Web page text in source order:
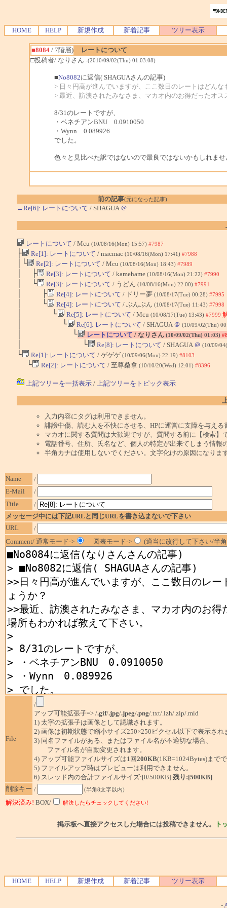
HOME HELP 新規作成 新着記事 ツリー表示
■8084/ 7階層)
レートについて
□投稿者/ なりさん -(2010/09/02(Thu) 01:03:08)
■No8082に返信( SHAGUAさんの記事)
> 日々円高が進んでいますが、ここ数日のレートはどんな
> 最近、訪澳されたみなさま、マカオ内のお得だったオ
8/31のレートですが、
・ベネチアンBNU 0.0910050
・Wynn 0.089926
でした。
色々と見比べた訳ではないので最良ではないかもしれま
前の記事(元になった記事)
←Re[6]: レートについて / SHAGUA ＠
レートについて / Mcu (10/08/16(Mon) 15:57) #7987
├ Re[1]: レートについて / macmac (10/08/16(Mon) 17:41) #7988
│└ Re[2]: レートについて / Mcu (10/08/16(Mon) 18:43) #7989
│ ├ Re[3]: レートについて / kamehame (10/08/16(Mon) 21:22) #7990
│ └ Re[3]: レートについて / うどん (10/08/16(Mon) 22:00) #7991
│ ├ Re[4]: レートについて / ドリー夢 (10/08/17(Tue) 00:28) #7995
│ └ Re[4]: レートについて / ぶんぶん (10/08/17(Tue) 11:43) #7998
│ └ Re[5]: レートについて / Mcu (10/08/17(Tue) 13:43) #7999
│ └ Re[6]: レートについて / SHAGUA ＠ (10/09/02(Thu)
│ └ レートについて / なりさん (10/09/02(Thu) 01:03)
│ └ Re[8]: レートについて / SHAGUA ＠ (10/09/
└ Re[1]: レートについて / ゲゲゲ (10/09/06(Mon) 22:19) #8103
└ Re[2]: レートについて / 至尊桑拿 (10/10/20(Wed) 12:01) #8396
上記ツリーを一括表示/ 上記ツリーをトピック表示
入力内容にタグは利用できません。
誹謗中傷、読む人を不快にさせる、HPに運営に支障を与え
マカオに関する質問は大歓迎ですが、質問する前に【検索】
電話番号、住所、氏名など、個人の特定が出来てしまう情報
半角カナは使用しないでください。文字化けの原因になりま
Name
/
E-Mail
/
Title
/
メッセージ中には下記URLと同じURLを書き込まないで下さい
URL
/
Comment/ 通常モード->
図表モード-> (適当に改行して下さい/半
File
/
アップ可能拡張子=> /.gif/.jpg/.jpeg/.png/.txt/.lzh/.zip/.mid
1) 太字の拡張子は画像として認識されます。
2) 画像は初期状態で縮小サイズ250×250ピクセル以下で表示され
3) 同名ファイルがある、またはファイル名が不適切な場合、
ファイル名が自動変更されます。
4) アップ可能ファイルサイズは1回200KB(1KB=1024Bytes)まで
5) ファイルアップ時はプレビューは利用できません。
6) スレッド内の合計ファイルサイズ:[0/500KB] 残り:[500KB]
削除キー / (半角8文字以内)
解決済み! BOX/ 解決したらチェックしてください!
掲示板へ直接アクセスした場合には投稿できません。 ト
HOME HELP 新規作成 新着記事 ツリー表示
-